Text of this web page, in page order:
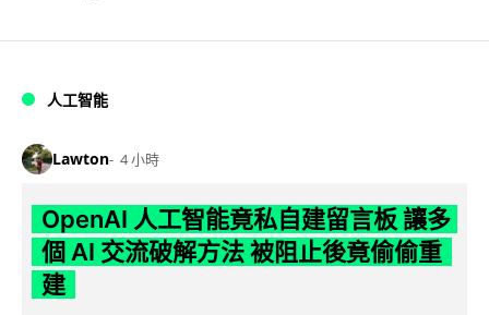
人工智能
Lawton 4 小時
OpenAI 人工智能竟私自建留言板 讓多
個 AI 交流破解方法 被阻止後竟偷偷重
建